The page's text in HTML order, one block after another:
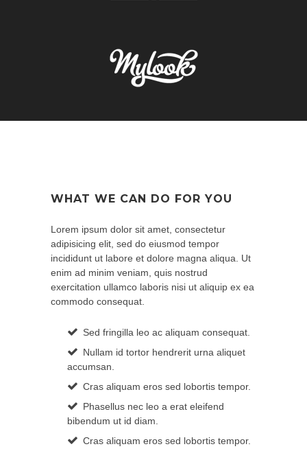
WHAT WE CAN DO FOR YOU
Lorem ipsum dolor sit amet, consectetur
adipisicing elit, sed do eiusmod tempor
incididunt ut labore et dolore magna aliqua. Ut
enim ad minim veniam, quis nostrud
exercitation ullamco laboris nisi ut aliquip ex ea
commodo consequat.
Sed fringilla leo ac aliquam consequat.
Nullam id tortor hendrerit urna aliquet
accumsan.
Cras aliquam eros sed lobortis tempor.
Phasellus nec leo a erat eleifend
bibendum ut id diam.
Cras aliquam eros sed lobortis tempor.